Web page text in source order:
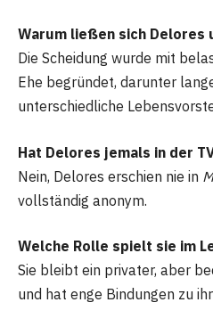
Warum ließen sich Delores
Die Scheidung wurde mit
Ehe begründet, darunter
unterschiedliche
Hat Delores jemals in der
Nein, Delores erschien nie in
vollständig anonym.
Welche Rolle spielt sie im
Sie bleibt ein privater, aber
und hat enge Bindungen zu